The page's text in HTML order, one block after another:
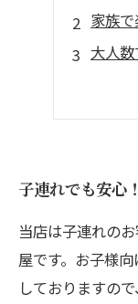
家族
大人
季節
リー
子連れでも安心！
当店は子連れの
屋です。お子様
しておりますの